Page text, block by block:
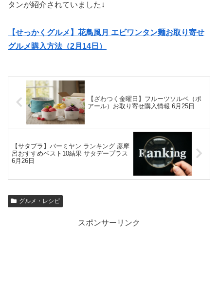
タンが紹介されていました↓
【せっかくグルメ】花鳥風月 エビワンタン麺お取り寄せ
グルメ購入方法（2月14日）
【ざわつく金曜日】フルーツソルベ（ポ
アール）お取り寄せ購入情報 6月25日
【サタプラ】バーミヤン ランキング 彦摩
呂おすすめベスト10結果 サタデープラス
6月26日
グルメ・レシピ
スポンサーリンク